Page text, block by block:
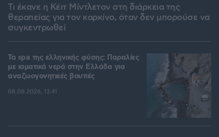
Τι έκανε η Κέιτ Μίντλετον στη διάρκεια της
θεραπείας για τον καρκίνο, όταν δεν μπορούσε να
συγκεντρωθεί
Τα spa της ελληνικής φύσης: Παραλίες
με ιαματικά νερά στην Ελλάδα για
αναζωογονητικές βουτιές
08.08.2026, 13:41